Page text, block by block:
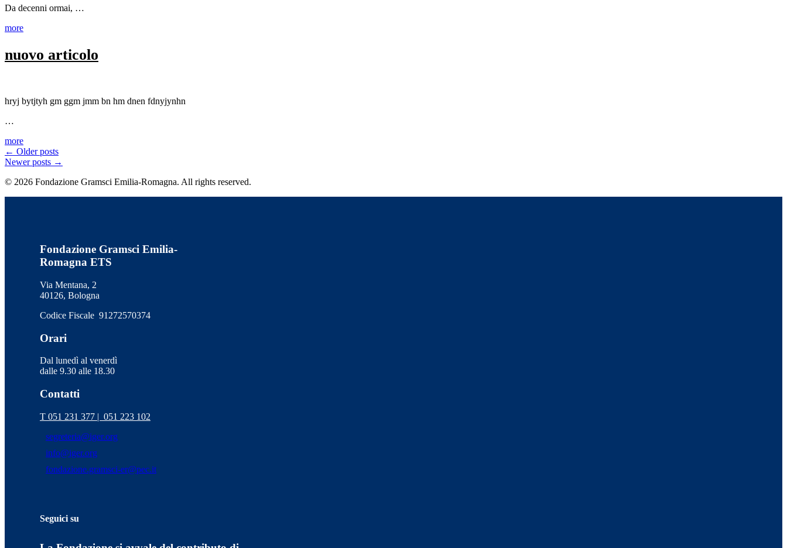
Da decenni ormai, …
more
nuovo articolo
hryj bytjtyh gm ggm jmm bn hm dnen fdnyjynhn
…
more
← Older posts
Newer posts →
© 2026 Fondazione Gramsci Emilia-Romagna. All rights reserved.
Fondazione Gramsci Emilia-
Romagna ETS
Via Mentana, 2
40126, Bologna
Codice Fiscale 91272570374
Orari
Dal lunedì al venerdì
dalle 9.30 alle 18.30
Contatti
T 051 231 377 | 051 223 102
segreteria@iger.org
info@iger.org
fondazione.gramsci-er@pec.it
Seguici su